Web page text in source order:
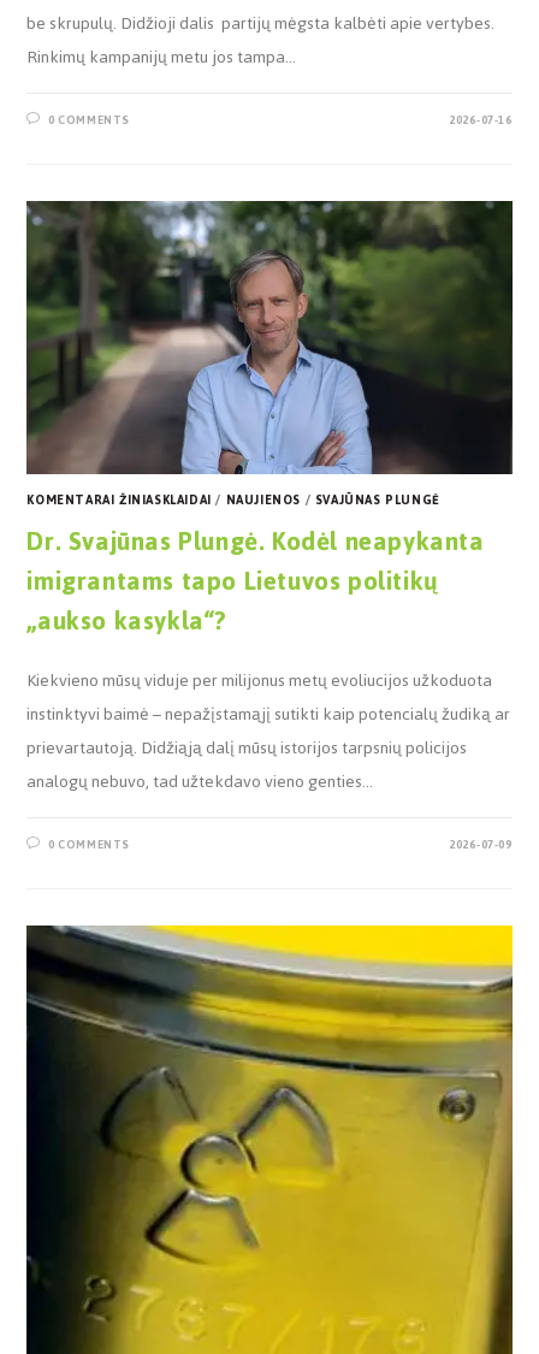
be skrupulų. Didžioji dalis partijų mėgsta kalbėti apie vertybes.
Rinkimų kampanijų metu jos tampa…
0 COMMENTS 2026-07-16
KOMENTARAI ŽINIASKLAIDAI/ NAUJIENOS/ SVAJŪNAS PLUNGĖ
Dr. Svajūnas Plungė. Kodėl neapykanta
imigrantams tapo Lietuvos politikų
„aukso kasykla“?
Kiekvieno mūsų viduje per milijonus metų evoliucijos užkoduota
instinktyvi baimė – nepažįstamąjį sutikti kaip potencialų žudiką ar
prievartautoją. Didžiąją dalį mūsų istorijos tarpsnių policijos
analogų nebuvo, tad užtekdavo vieno genties…
0 COMMENTS 2026-07-09